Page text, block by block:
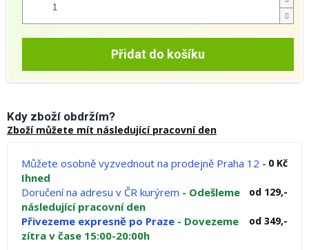
Přidat do košíku
Kdy zboží obdržím?
Zboží můžete mít následující pracovní den
Můžete osobně vyzvednout na prodejně Praha 12 -
Ihned
0 Kč
Doručení na adresu v ČR kurýrem - Odešleme
následující pracovní den
od 129,-
Přivezeme expresně po Praze - Dovezeme
zítra v čase 15:00-20:00h
od 349,-